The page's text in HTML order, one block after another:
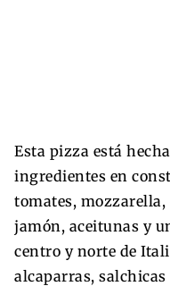
Esta pizza está
ingredientes en
tomates,
jamón, aceitunas y
centro y norte de
alcaparras,